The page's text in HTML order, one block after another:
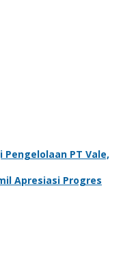
Pengelolaan PT Vale,
Apresiasi Progres